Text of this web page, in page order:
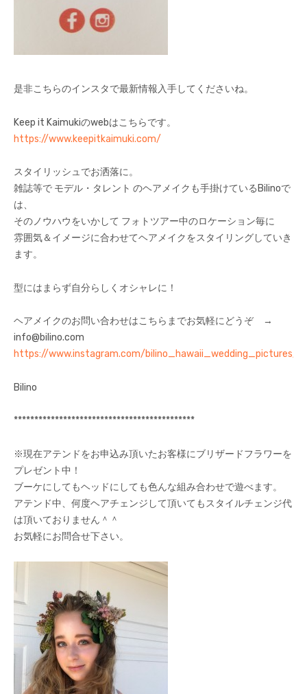
是非こちらのインスタで最新情報入手してくださいね。
Keep it Kaimukiのwebはこちらです。
https://www.keepitkaimuki.com/
スタイリッシュでお洒落に。
雑誌等で モデル・タレント のヘアメイクも手掛けているBilinoで
は、
そのノウハウをいかして フォトツアー中のロケーション毎に
雰囲気＆イメージに合わせてヘアメイクをスタイリングしていき
ます。
型にはまらず自分らしくオシャレに！
ヘアメイクのお問い合わせはこちらまでお気軽にどうぞ →
info@bilino.com
https://www.instagram.com/bilino_hawaii_wedding_pictures/
Bilino
********************************************
※現在アテンドをお申込み頂いたお客様にブリザードフラワーを
プレゼント中！
ブーケにしてもヘッドにしても色んな組み合わせで遊べます。
アテンド中、何度ヘアチェンジして頂いてもスタイルチェンジ代
は頂いておりません＾＾
お気軽にお問合せ下さい。